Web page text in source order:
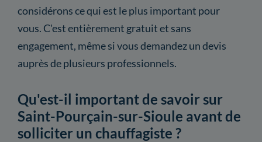
considérons ce qui est le plus important pour
vous. C'est entièrement gratuit et sans
engagement, même si vous demandez un devis
auprès de plusieurs professionnels.
Qu'est-il important de savoir sur
Saint-Pourçain-sur-Sioule avant de
solliciter un chauffagiste ?